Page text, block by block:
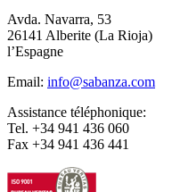
Avda. Navarra, 53
26141 Alberite (La Rioja)
l’Espagne
Email: info@sabanza.com
Assistance téléphonique:
Tel. +34 941 436 060
Fax +34 941 436 441